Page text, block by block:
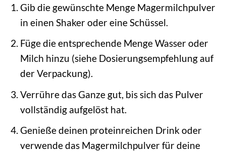
Gib die gewünschte Menge Magermilchpulver
in einen Shaker oder eine Schüssel.
Füge die entsprechende Menge Wasser oder
Milch hinzu (siehe Dosierungsempfehlung auf
der Verpackung).
Verrühre das Ganze gut, bis sich das Pulver
vollständig aufgelöst hat.
Genieße deinen proteinreichen Drink oder
verwende das Magermilchpulver für deine